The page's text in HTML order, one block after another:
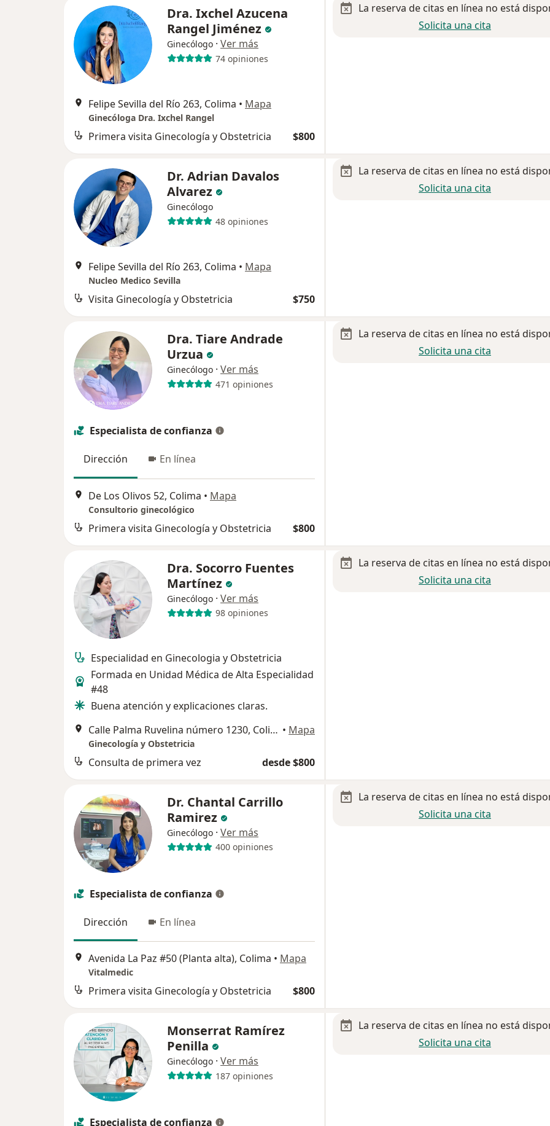
Dra. Ixchel Azucena
Rangel Jiménez
Ginecólogo · Ver más
74 opiniones
Felipe Sevilla del Río 263, Colima • Mapa
Ginecóloga Dra. Ixchel Rangel
Primera visita Ginecología y Obstetricia $800
La reserva de citas en línea no está
Solicita una cita
Dr. Adrian Davalos
Alvarez
Ginecólogo
48 opiniones
Felipe Sevilla del Río 263, Colima • Mapa
Nucleo Medico Sevilla
Visita Ginecología y Obstetricia $750
La reserva de citas en línea no está
Solicita una cita
Dra. Tiare Andrade
Urzua
Ginecólogo · Ver más
471 opiniones
Especialista de confianza
Dirección En línea
De Los Olivos 52, Colima • Mapa
Consultorio ginecológico
Primera visita Ginecología y Obstetricia $800
La reserva de citas en línea no está
Solicita una cita
Dra. Socorro Fuentes
Martínez
Ginecólogo · Ver más
98 opiniones
Especialidad en Ginecologia y Obstetricia
Formada en Unidad Médica de Alta Especialidad
#48
Buena atención y explicaciones claras.
Calle Palma Ruvelina número 1230, Colima • Mapa
Ginecología y Obstetricia
Consulta de primera vez desde $800
La reserva de citas en línea no está
Solicita una cita
Dr. Chantal Carrillo
Ramirez
Ginecólogo · Ver más
400 opiniones
Especialista de confianza
Dirección En línea
Avenida La Paz #50 (Planta alta), Colima • Mapa
Vitalmedic
Primera visita Ginecología y Obstetricia $800
La reserva de citas en línea no está
Solicita una cita
Monserrat Ramírez
Penilla
Ginecólogo · Ver más
187 opiniones
Especialista de confianza
La reserva de citas en línea no está
Solicita una cita